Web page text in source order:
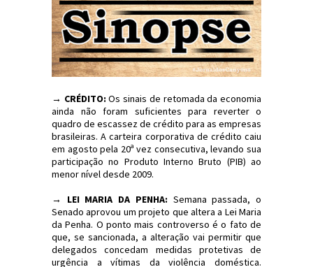
→ CRÉDITO: Os sinais de retomada da economia
ainda não foram suficientes para reverter o
quadro de escassez de crédito para as empresas
brasileiras. A carteira corporativa de crédito caiu
em agosto pela 20ª vez consecutiva, levando sua
participação no Produto Interno Bruto (PIB) ao
menor nível desde 2009.
→ LEI MARIA DA PENHA: Semana passada, o
Senado aprovou um projeto que altera a Lei Maria
da Penha. O ponto mais controverso é o fato de
que, se sancionada, a alteração vai permitir que
delegados concedam medidas protetivas de
urgência a vítimas da violência doméstica.